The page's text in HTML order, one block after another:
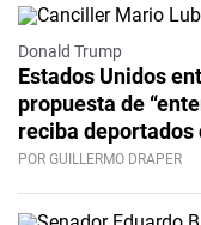
Donald Trump
Estados Unidos
propuesta de
reciba deportados
POR GUILLERMO DRAPER